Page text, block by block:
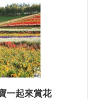
一起來賞花